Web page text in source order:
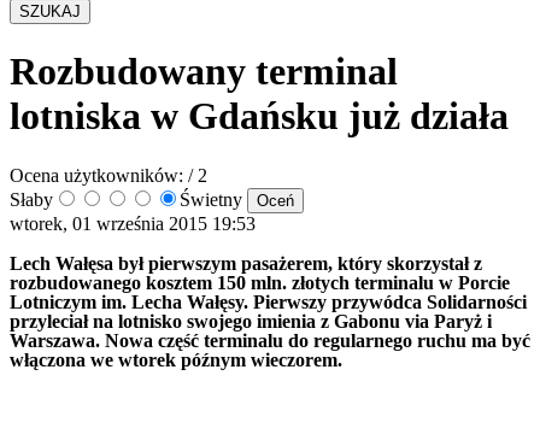
SZUKAJ
Rozbudowany terminal
lotniska w Gdańsku już działa
Ocena użytkowników: / 2
Słaby
Świetny
wtorek, 01 września 2015 19:53
Lech Wałęsa był pierwszym pasażerem, który skorzystał z
rozbudowanego kosztem 150 mln. złotych terminalu w Porcie
Lotniczym im. Lecha Wałęsy. Pierwszy przywódca Solidarności
przyleciał na lotnisko swojego imienia z Gabonu via Paryż i
Warszawa. Nowa część terminalu do regularnego ruchu ma być
włączona we wtorek późnym wieczorem.